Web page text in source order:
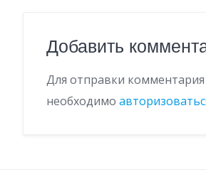
Добавить
Для отправки
необходимо